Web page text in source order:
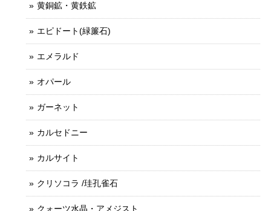
黄銅鉱・黄鉄鉱
エピドート(緑簾石)
エメラルド
オパール
ガーネット
カルセドニー
カルサイト
クリソコラ /珪孔雀石
クォーツ水晶・アメジスト